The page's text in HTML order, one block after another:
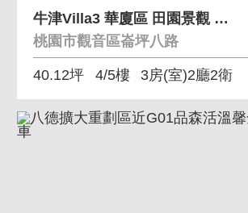
牛津Villa3 華廈區 田園景觀 3房車
桃園市觀音區崙坪八路
40.12坪 4/5樓 3房(室)2廳2衛